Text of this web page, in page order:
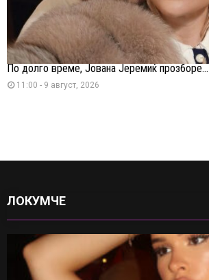
По долго време, Јована Јеремиќ прозборе...
11:00 - 9 август, 2026
ЛОКУМЧЕ